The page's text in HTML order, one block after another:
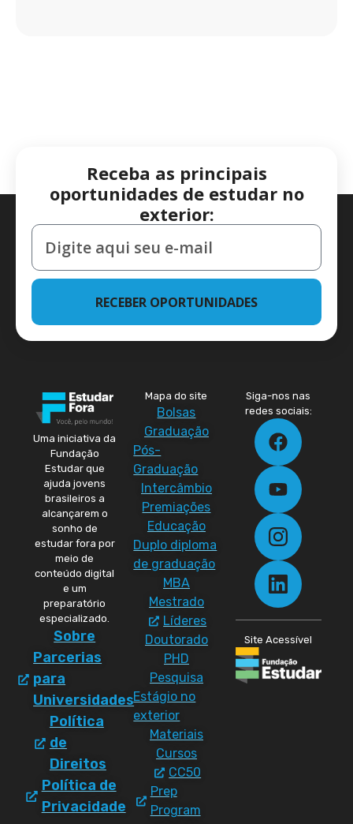
Receba as principais
oportunidades de estudar no
exterior:
RECEBER OPORTUNIDADES
Uma iniciativa da
Fundação
Estudar que
ajuda jovens
brasileiros a
alcançarem o
sonho de
estudar fora por
meio de
conteúdo digital
e um
preparatório
especializado.
Sobre
Parcerias
para
Universidades
Política
de
Direitos
Política de
Privacidade
Mapa do site
Bolsas
Graduação
Pós-
Graduação
Intercâmbio
Premiações
Educação
Duplo diploma
de graduação
MBA
Mestrado
Líderes
Doutorado
PHD
Pesquisa
Estágio no
exterior
Materiais
Cursos
CC50
Prep
Program
Siga-nos nas
redes sociais:
Site Acessível